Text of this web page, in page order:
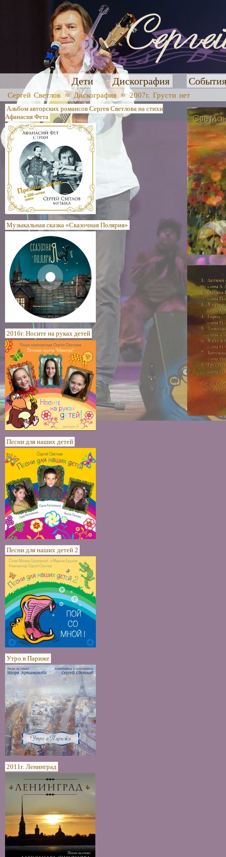
Дети Дискография
Сергей Светлов ≈Дискография ≈ 2007г. Грусти нет
Альбом авторских романсов Сергея Светлова на стихи
Афанасия Фета
Музыкальная сказка «Сказочная Полярия»
2016г. Носите на руках детей
Песни для наших детей
Песни для наших детей 2
Утро в Париже
2011г. Ленинград